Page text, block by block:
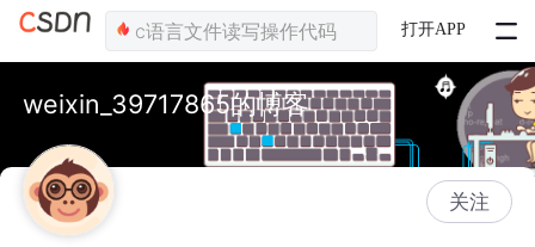
打开APP
weixin_39717865的博客
关注